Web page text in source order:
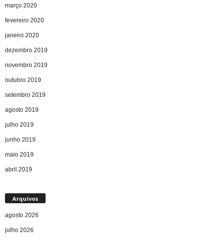
março 2020
fevereiro 2020
janeiro 2020
dezembro 2019
novembro 2019
outubro 2019
setembro 2019
agosto 2019
julho 2019
junho 2019
maio 2019
abril 2019
Arquivos
agosto 2026
julho 2026